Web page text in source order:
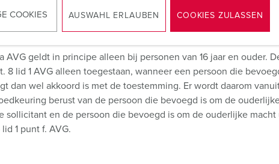
COOKIES AUSWAHL ERLAUBEN COOKIES ZULASSEN
langdurige opslag. Voor zover uit de sollicitatie een
aan het personeelsdossier.
geldt in principe alleen bij personen van 16 jaar en ouder.
8 lid 1 AVG alleen toegestaan, wanneer een persoon die
wel akkoord is met de toestemming. Er wordt daarom
berust van de persoon die bevoegd is om de
en de persoon die bevoegd is om de ouderlijke
1 punt f. AVG.